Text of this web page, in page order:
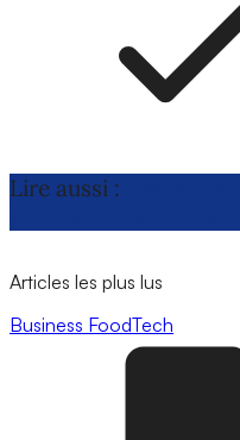
Lire aussi :
Articles les plus lus
Business FoodTech